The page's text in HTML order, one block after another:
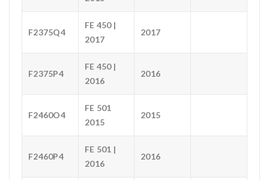
F2375Q4
FE 450 |
2017
2017
F2375P4
FE 450 |
2016
2016
F2460O4
FE 501
2015
2015
F2460P4
FE 501 |
2016
2016